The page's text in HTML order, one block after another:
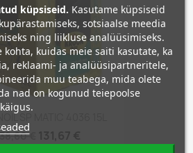
SP MATIC 4036 15L
€
küpsiseid. Kasutame küpsiseid
sotsiaalse meedia
ning liikluse analüüsimiseks.
kohta, kuidas meie saiti kasutate, ka
reklaami- ja analüüsipartneritele,
muu teabega, mida olete
nad on kogunud teiepoolse